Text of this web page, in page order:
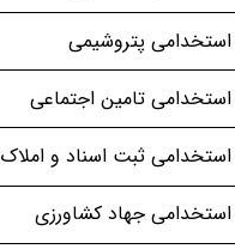
استخدامی پتروشیمی
تامین اجتماعی
ثبت اسناد و املاک
استخدامی جهاد کشاورزی